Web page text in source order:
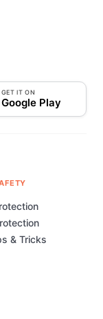
GET IT ON
Google Play
& Tricks